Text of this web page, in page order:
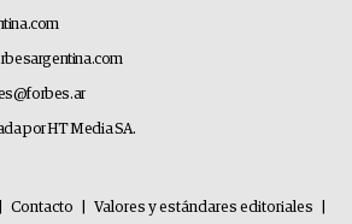
por HT Media SA.
Contacto Valores y estándares editoriales